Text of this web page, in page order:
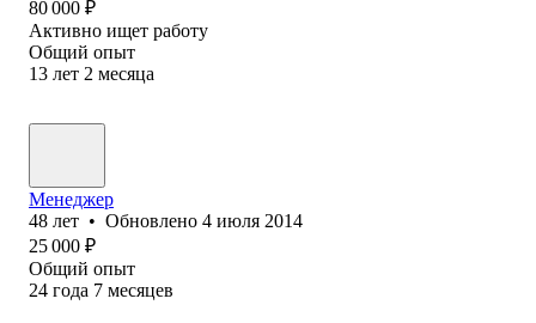
80 000 ₽
Активно ищет работу
Общий опыт
13 лет 2 месяца
Менеджер
48 лет • Обновлено 4 июля 2014
25 000 ₽
Общий опыт
24 года 7 месяцев